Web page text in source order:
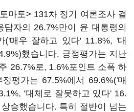
마토> 131차 정기 여론조사 결
자의 26.7%만이 윤 대통령의
('매우 잘하고 있다' 11.8%, '대
했습니다. 긍정평가는 지난
26.7%로, 1.6%포인트 소폭 하
평가는 67.5%에서 69.6%('매
'대체로 잘못하고 있다' 16.
승했습니다. 특히 절반이 넘는